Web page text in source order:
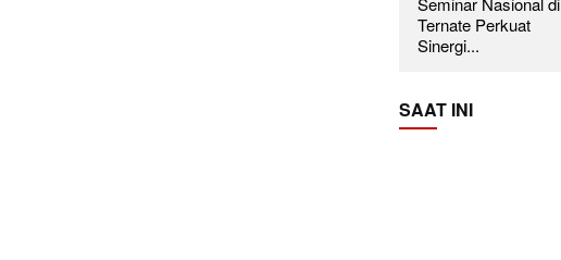
Ternate Perkuat
Sinergi...
SAAT INI